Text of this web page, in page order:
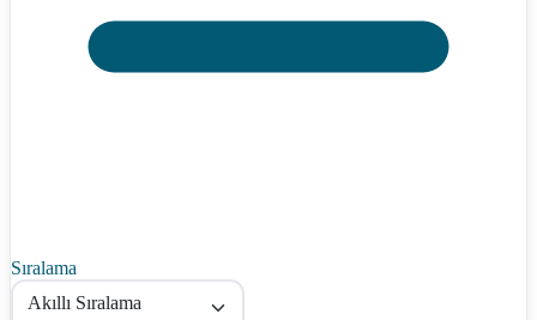
Sıralama
Akıllı Sıralama